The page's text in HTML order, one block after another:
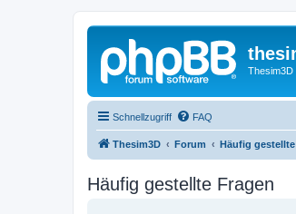
Thesim3D
Schnellzugriff FAQ
Thesim3D Forum Häufig gestellte
Häufig gestellte Fragen